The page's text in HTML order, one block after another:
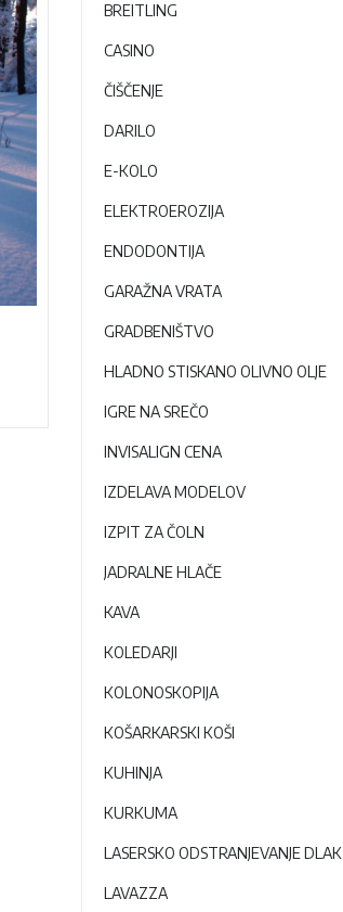
BREITLING
CASINO
ČIŠČENJE
DARILO
E-KOLO
ELEKTROEROZIJA
ENDODONTIJA
GARAŽNA VRATA
GRADBENIŠTVO
HLADNO STISKANO OLIVNO OLJE
IGRE NA SREČO
INVISALIGN CENA
IZDELAVA MODELOV
IZPIT ZA ČOLN
JADRALNE HLAČE
KAVA
KOLEDARJI
KOLONOSKOPIJA
KOŠARKARSKI KOŠI
KUHINJA
KURKUMA
LASERSKO ODSTRANJEVANJE DLAK
LAVAZZA